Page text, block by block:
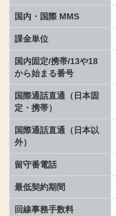
国内・国際 MMS
課金単位
国内固定/携帯/13や18
から始まる番号
国際通話直通（日本固
定・携帯）
国際通話直通（日本以
外）
留守番電話
最低契約期間
回線事務手数料